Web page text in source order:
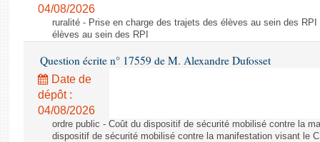
04/08/2026
ruralité - Prise en charge des trajets des élèves au sein des
élèves au sein des RPI
Question écrite n° 17559 de M. Alexandre Dufosset
Date de
dépôt :
04/08/2026
ordre public - Coût du dispositif de sécurité mobilisé contre la
dispositif de sécurité mobilisé contre la manifestation visant le